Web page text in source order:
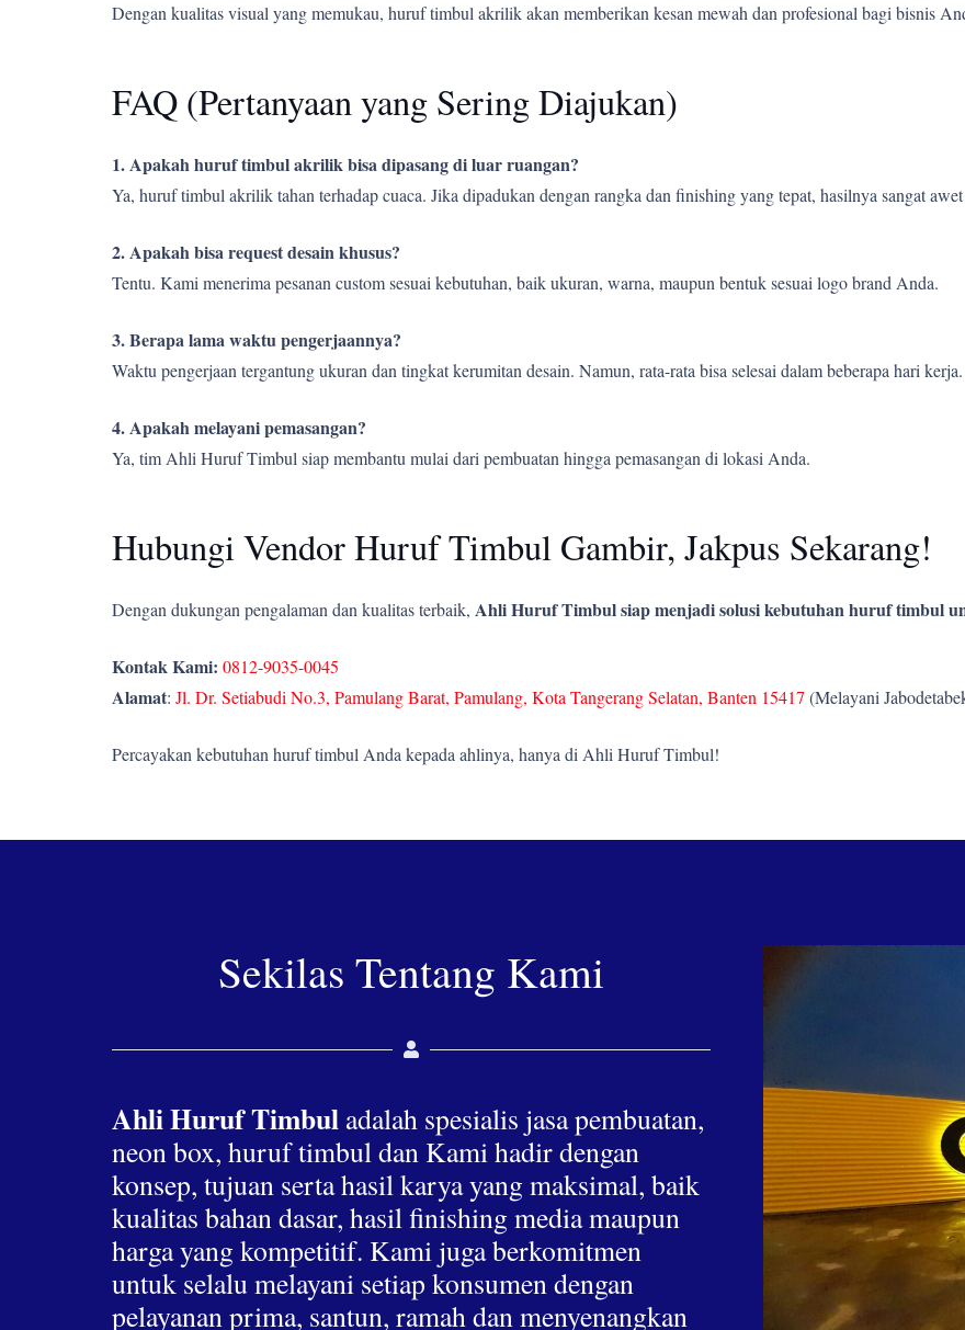
Dengan kualitas visual yang memukau, huruf timbul akrilik akan memberikan kesan mewah dan profesional bagi bisnis
FAQ (Pertanyaan yang Sering Diajukan)
1. Apakah huruf timbul akrilik bisa dipasang di luar ruangan?
Ya, huruf timbul akrilik tahan terhadap cuaca. Jika dipadukan dengan rangka dan finishing yang tepat, hasilnya sangat
2. Apakah bisa request desain khusus?
Tentu. Kami menerima pesanan custom sesuai kebutuhan, baik ukuran, warna, maupun bentuk sesuai logo brand Anda.
3. Berapa lama waktu pengerjaannya?
Waktu pengerjaan tergantung ukuran dan tingkat kerumitan desain. Namun, rata-rata bisa selesai dalam beberapa hari kerja.
4. Apakah melayani pemasangan?
Ya, tim Ahli Huruf Timbul siap membantu mulai dari pembuatan hingga pemasangan di lokasi Anda.
Hubungi Vendor Huruf Timbul Gambir, Jakpus Sekarang!
Dengan dukungan pengalaman dan kualitas terbaik, Ahli Huruf Timbul siap menjadi solusi kebutuhan huruf timbul
Kontak Kami: 0812-9035-0045
Alamat: Jl. Dr. Setiabudi No.3, Pamulang Barat, Pamulang, Kota Tangerang Selatan, Banten 15417 (Melayani
Percayakan kebutuhan huruf timbul Anda kepada ahlinya, hanya di Ahli Huruf Timbul!
Sekilas Tentang Kami
Ahli Huruf Timbul adalah spesialis jasa pembuatan,
neon box, huruf timbul dan Kami hadir dengan
konsep, tujuan serta hasil karya yang maksimal, baik
kualitas bahan dasar, hasil finishing media maupun
harga yang kompetitif. Kami juga berkomitmen
untuk selalu melayani setiap konsumen dengan
pelayanan prima, santun, ramah dan menyenangkan